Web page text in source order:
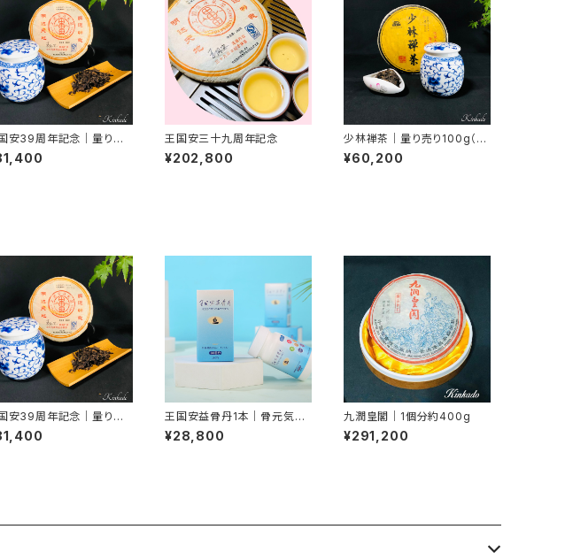
安39周年記念｜量り売
（数量限定）
王国安三十九周年記念
¥202,800
少林禅茶｜量り売り100g（数
量限定）
¥60,200
安39周年記念｜量り売
（数量限定）
王国安益骨丹1本｜骨元気サ
プリ
¥28,800
九潤皇閣｜1個分約400g
¥291,200